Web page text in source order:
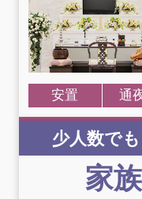
安置 通
少人数で
家